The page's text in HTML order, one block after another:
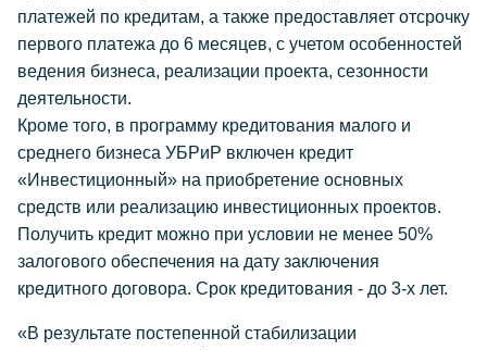
платежей по кредитам, а также предоставляет отсрочку
первого платежа до 6 месяцев, с учетом особенностей
ведения бизнеса, реализации проекта, сезонности
деятельности.
Кроме того, в программу кредитования малого и
среднего бизнеса УБРиР включен кредит
«Инвестиционный» на приобретение основных
средств или реализацию инвестиционных проектов.
Получить кредит можно при условии не менее 50%
залогового обеспечения на дату заключения
кредитного договора. Срок кредитования - до 3-х лет.
«В результате постепенной стабилизации